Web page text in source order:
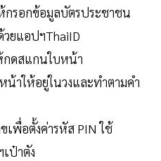
รอกข้อมูลบัตรประชาชน
ยแอปฯThaiID
กดสแกนใบหน้า
าให้อยู่ในวงและทำตามคำ
เพื่อตั้งค่ารหัส PIN ใช้
ป๋าตัง